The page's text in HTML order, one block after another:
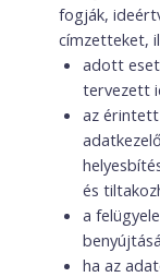
fogják,
címzetteket,
adott
tervezett
az
és
a
ha az